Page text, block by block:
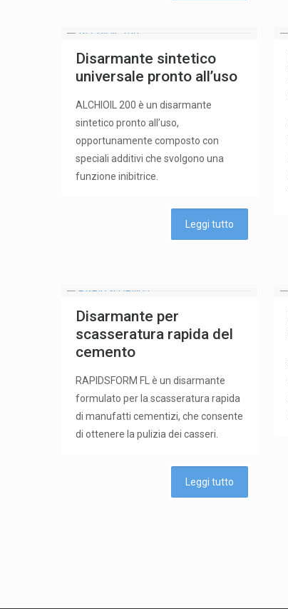
Disarmante sintetico
universale pronto all’uso
ALCHIOIL 200 è un disarmante
sintetico pronto all’uso,
opportunamente composto con
speciali additivi che svolgono una
funzione inibitrice.
Leggi tutto
Disarmante per
scasseratura rapida del
cemento
RAPIDSFORM FL è un disarmante
formulato per la scasseratura rapida
di manufatti cementizi, che consente
di ottenere la pulizia dei casseri.
Leggi tutto